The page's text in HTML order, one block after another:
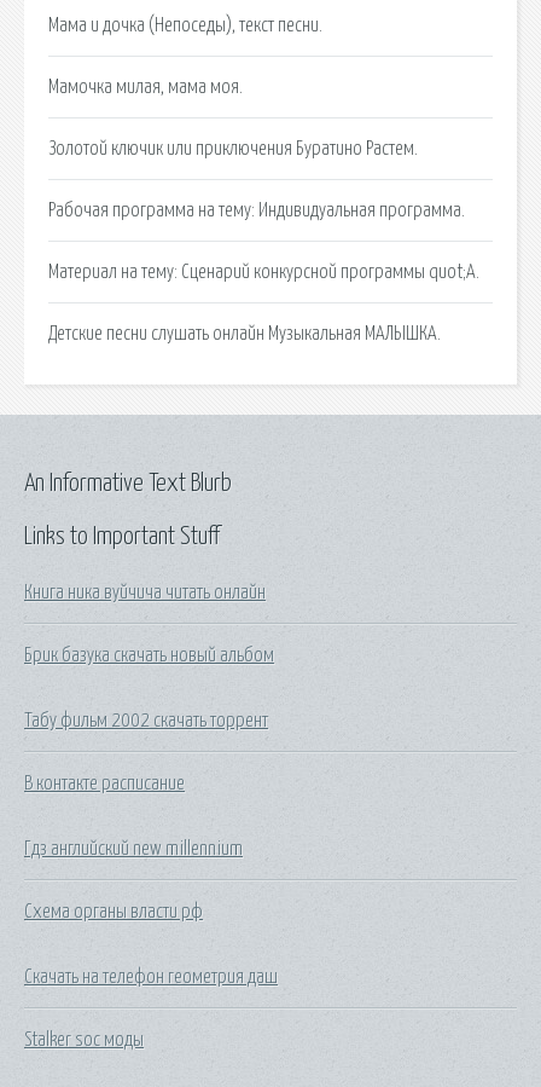
Мама и дочка (Непоседы), текст песни.
Мамочка милая, мама моя.
Золотой ключик или приключения Буратино Растем.
Рабочая программа на тему: Индивидуальная программа.
Материал на тему: Сценарий конкурсной программы quot;А.
Детские песни слушать онлайн Музыкальная МАЛЫШКА.
Links to Important Stuff
Книга ника вуйчича читать онлайн
Брик базука скачать новый альбом
Табу фильм 2002 скачать торрент
В контакте расписание
Гдз английский new millennium
Схема органы власти рф
Скачать на телефон геометрия даш
Stalker soc моды
An Informative Text Blurb